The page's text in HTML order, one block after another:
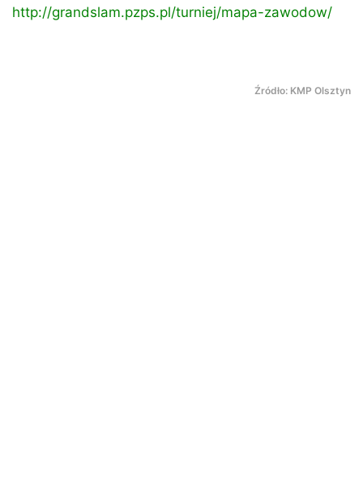
http://grandslam.pzps.pl/turniej/mapa-zawodow/
Źródło: KMP Olsztyn